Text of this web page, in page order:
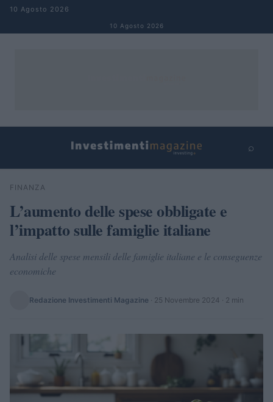
Salta al contenuto
10 Agosto 2026
10 Agosto 2026
⌕
Cerca
FINANZA
L’aumento delle spese obbligate e
l’impatto sulle famiglie italiane
Analisi delle spese mensili delle famiglie italiane e le conseguenze
economiche
Redazione Investimenti Magazine · 25 Novembre 2024 · 2 min